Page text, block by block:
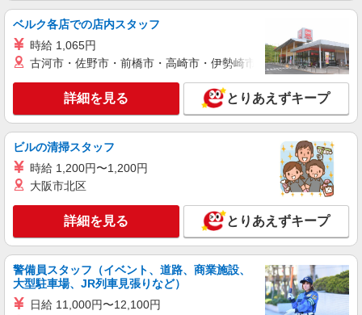
時給1400円〜1450円（経験・能力による） ※
残業代支給 ★交通費別途支給（規定あり） ゜
+゜・。○。・゜+゜・。○。・゜+゜ 入社祝い金10
万円支給(規定有) お友達を紹介頂くと, インセンテ
有）★ ゜・。○。・゜+゜・。○。・゜+゜
キープ 詳細を見る
紹介予定派遣
株式会社シエロ
スマホ携帯販売【ドコモ】
時給1400円〜1600円（経験・能力による） ※
残業代支給 ★交通費別途支給（規定あり） ゜
+゜・。○。・゜+゜・。○。・゜+゜ 入社祝い金10
万円支給(規定有) お友達を紹介頂くと, インセンテ
ィブ支給(規定有) ★月2回払い・週払い可能（規程
有）★ ゜・。○。・゜+゜・。○。・゜+゜
沖縄県豊見城市の家電量販店
キープ 詳細を見る
派遣社員
株式会社シエロ
ベルク各店での店内スタッフ
時給 1,065円
古河市・佐野市・前橋市・高崎市・伊勢崎市・太田市・館林市
詳細を見る とりあえずキープ
ビルの清掃スタッフ
時給 1,200円〜1,200円
大阪市北区
詳細を見る とりあえずキープ
警備員スタッフ（イベント、道路、商業施設、
大型駐車場、JR列車見張りなど）
日給 11,000円〜12,100円